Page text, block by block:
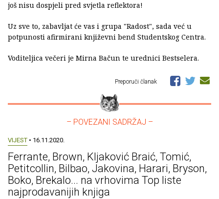
još nisu dospjeli pred svjetla reflektora!
Uz sve to, zabavljat će vas i grupa "Radost", sada već u
potpunosti afirmirani književni bend Studentskog Centra.
Voditeljica večeri je Mirna Bačun te urednici Bestselera.
Preporuči članak
– POVEZANI SADRŽAJ –
VIJEST • 16.11.2020.
Ferrante, Brown, Kljaković Braić, Tomić,
Petitcollin, Bilbao, Jakovina, Harari, Bryson,
Boko, Brekalo... na vrhovima Top liste
najprodavanijih knjiga